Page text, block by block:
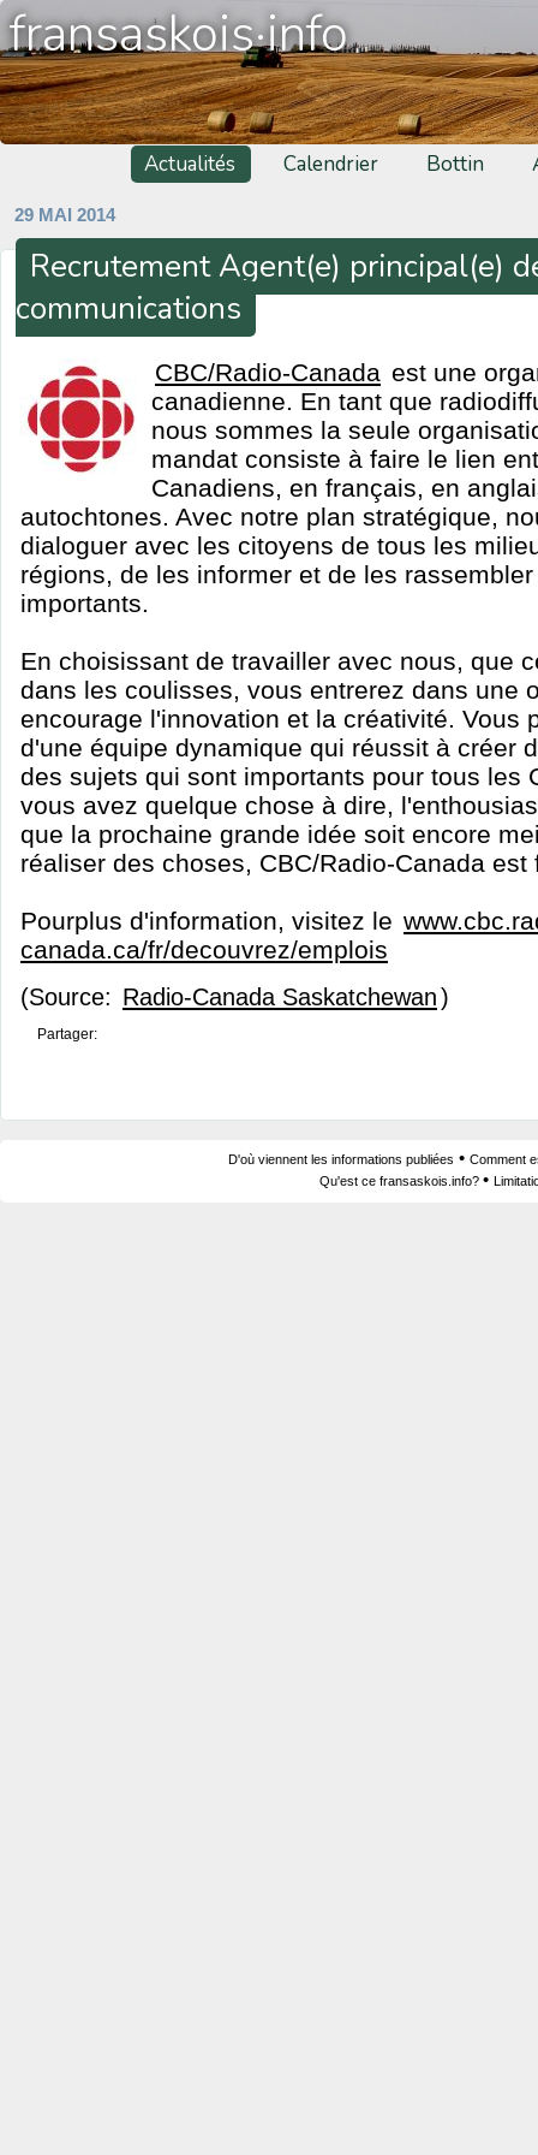
fransaskois·info
Actualités Calendrier Bottin
29 MAI 2014
Recrutement Agent(e) principal(e)
communications
CBC/Radio-Canada est une
canadienne. En tant que
nous sommes la seule
mandat consiste à faire le lien
Canadiens, en français, en
autochtones. Avec notre plan stratégique,
dialoguer avec les citoyens de tous les
régions, de les informer et de les
importants.
En choisissant de travailler avec nous, que
dans les coulisses, vous entrerez dans une
encourage l'innovation et la créativité. Vous
d'une équipe dynamique qui réussit à créer
des sujets qui sont importants pour tous les
vous avez quelque chose à dire,
que la prochaine grande idée soit encore
réaliser des choses, CBC/Radio-Canada est
Pourplus d'information, visitez le
canada.ca/fr/decouvrez/emplois
(Source: Radio-Canada Saskatchewan)
Partager:
D'où viennent les informations publiées • Comment
Qu'est ce fransaskois.info? •